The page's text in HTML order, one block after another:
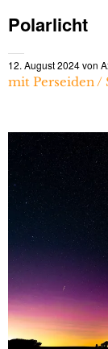
Polarlicht
12. August 2024von
mit Perseiden /